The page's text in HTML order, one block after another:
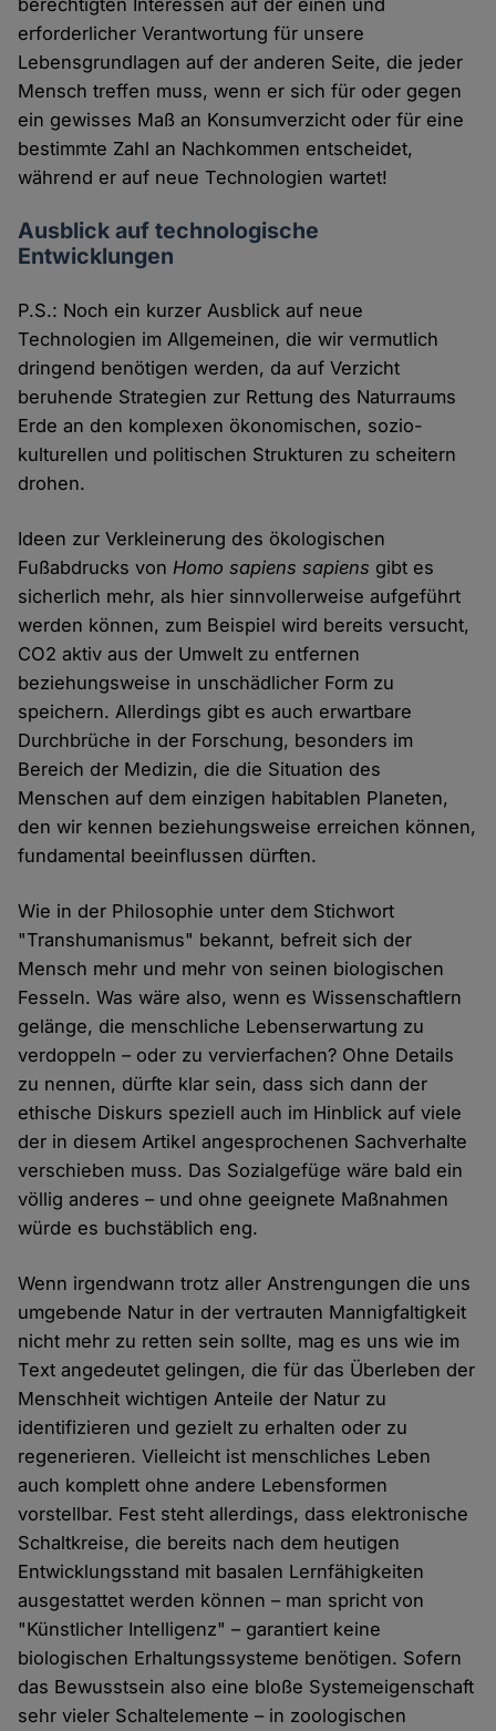
berechtigten Interessen auf der einen und
erforderlicher Verantwortung für unsere
Lebensgrundlagen auf der anderen Seite, die jeder
Mensch treffen muss, wenn er sich für oder gegen
ein gewisses Maß an Konsumverzicht oder für eine
bestimmte Zahl an Nachkommen entscheidet,
während er auf neue Technologien wartet!
Ausblick auf technologische
Entwicklungen
P.S.: Noch ein kurzer Ausblick auf neue
Technologien im Allgemeinen, die wir vermutlich
dringend benötigen werden, da auf Verzicht
beruhende Strategien zur Rettung des Naturraums
Erde an den komplexen ökonomischen, sozio-
kulturellen und politischen Strukturen zu scheitern
drohen.
Ideen zur Verkleinerung des ökologischen
Fußabdrucks vonHomo sapiens sapiens gibt es
sicherlich mehr, als hier sinnvollerweise aufgeführt
werden können, zum Beispiel wird bereits versucht,
CO2 aktiv aus der Umwelt zu entfernen
beziehungsweise in unschädlicher Form zu
speichern. Allerdings gibt es auch erwartbare
Durchbrüche in der Forschung, besonders im
Bereich der Medizin, die die Situation des
Menschen auf dem einzigen habitablen Planeten,
den wir kennen beziehungsweise erreichen können,
fundamental beeinflussen dürften.
Wie in der Philosophie unter dem Stichwort
"Transhumanismus" bekannt, befreit sich der
Mensch mehr und mehr von seinen biologischen
Fesseln. Was wäre also, wenn es Wissenschaftlern
gelänge, die menschliche Lebenserwartung zu
verdoppeln – oder zu vervierfachen? Ohne Details
zu nennen, dürfte klar sein, dass sich dann der
ethische Diskurs speziell auch im Hinblick auf viele
der in diesem Artikel angesprochenen Sachverhalte
verschieben muss. Das Sozialgefüge wäre bald ein
völlig anderes – und ohne geeignete Maßnahmen
würde es buchstäblich eng.
Wenn irgendwann trotz aller Anstrengungen die uns
umgebende Natur in der vertrauten Mannigfaltigkeit
nicht mehr zu retten sein sollte, mag es uns wie im
Text angedeutet gelingen, die für das Überleben der
Menschheit wichtigen Anteile der Natur zu
identifizieren und gezielt zu erhalten oder zu
regenerieren. Vielleicht ist menschliches Leben
auch komplett ohne andere Lebensformen
vorstellbar. Fest steht allerdings, dass elektronische
Schaltkreise, die bereits nach dem heutigen
Entwicklungsstand mit basalen Lernfähigkeiten
ausgestattet werden können – man spricht von
"Künstlicher Intelligenz" – garantiert keine
biologischen Erhaltungssysteme benötigen. Sofern
das Bewusstsein also eine bloße Systemeigenschaft
sehr vieler Schaltelemente – in zoologischen